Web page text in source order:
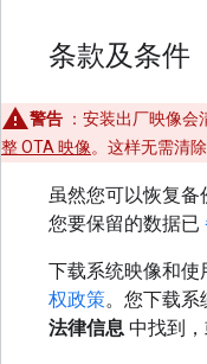
条款及条件
警告 ：安装出厂映像
整 OTA 映像。这样无需清
虽然您可以恢复备
您要保留的数据已
下载系统映像和使
权政策。您下载系
法律信息 中找到，